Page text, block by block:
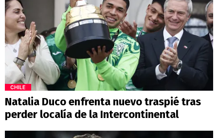
CHILE
Natalia Duco enfrenta nuevo traspié tras
perder localía de la Intercontinental